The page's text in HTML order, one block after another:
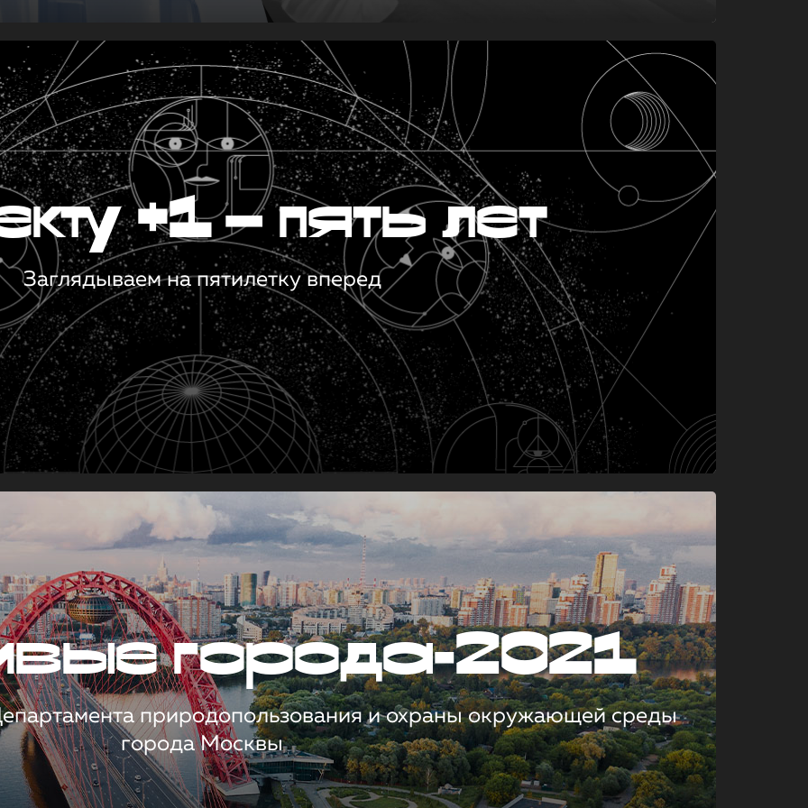
+1 — пять лет
Заглядываем на пятилетку вперед
города-2021
природопользования и охраны окружающей среды
города Москвы